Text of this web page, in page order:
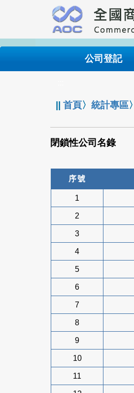
要
內
公司登記
||首頁〉統計專區〉
閉鎖性公司名錄
序號
1
2
3
4
5
6
7
8
9
10
11